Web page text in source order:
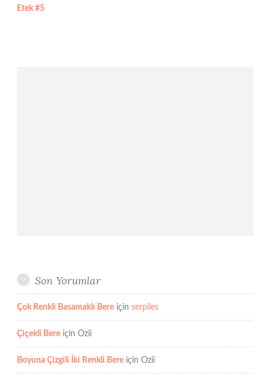
Etek #5
Son Yorumlar
Çok Renkli Basamaklı Bere için serpiles
Çiçekli Bere için Ozii
Boyuna Çizgili İki Renkli Bere için Ozii